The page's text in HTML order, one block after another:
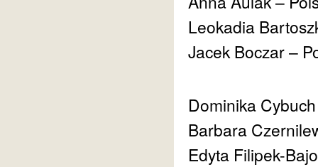
Leokadia
Jacek Boczar –
Dominika
Barbara
Edyta Filipek-